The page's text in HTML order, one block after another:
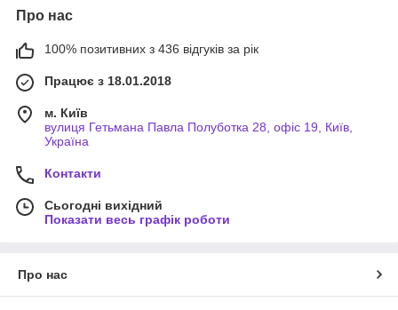
Про нас
100% позитивних з 436 відгуків за рік
Працює з 18.01.2018
м. Київ
вулиця Гетьмана Павла Полуботка 28, офіс 19, Київ,
Україна
Контакти
Сьогодні вихідний
Показати весь графік роботи
Про нас